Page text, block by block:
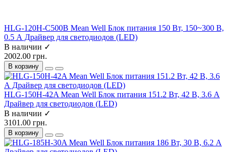
HLG-120H-C500B Mean Well Блок питания 150 Вт, 150~300 В,
0.5 А Драйвер для светодиодов (LED)
В наличии ✓
2002.00 грн.
В корзину
HLG-150H-42A Mean Well Блок питания 151.2 Вт, 42 В, 3.6 А
Драйвер для светодиодов (LED)
В наличии ✓
3101.00 грн.
В корзину